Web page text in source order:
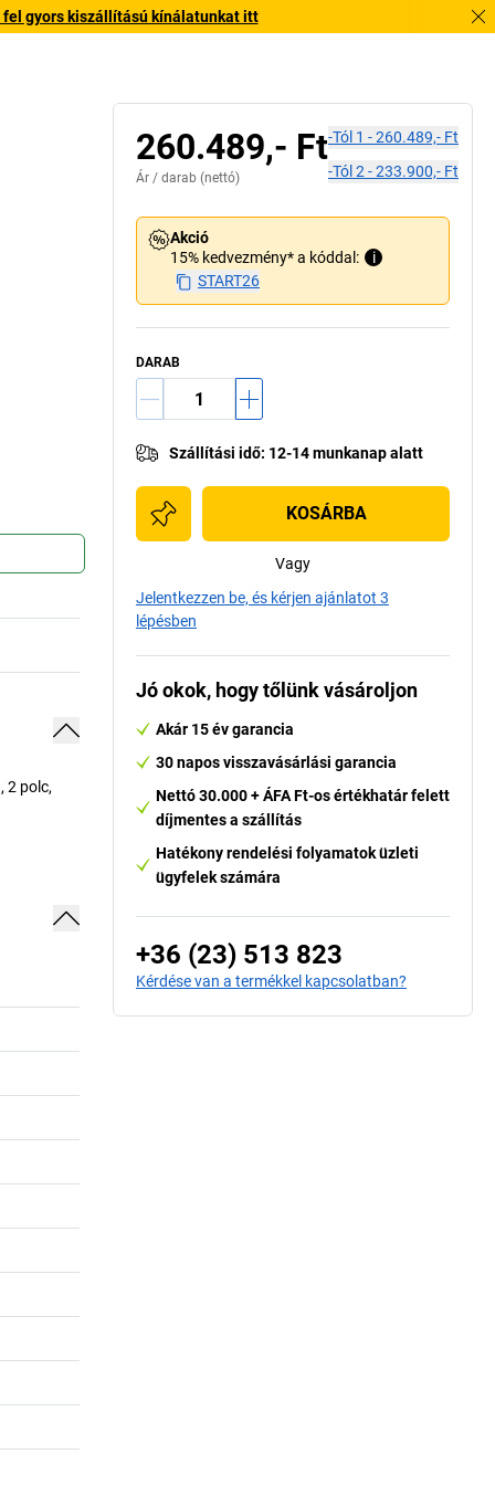
fel gyors kiszállítású kínálatunkat itt
2 polc,
260.489,- Ft
Ár / darab (nettó)
-tól 1 -260.489,- Ft
-tól 2 -233.900,- Ft
Akció
15% kedvezmény* a kóddal:
i
START26
DARAB
Szállítási idő: 12-14 munkanap alatt
KOSÁRBA
Vagy
Jelentkezzen be, és kérjen ajánlatot 3
lépésben
Jó okok, hogy tőlünk vásároljon
Akár 15 év garancia
30 napos visszavásárlási garancia
Nettó 30.000 + ÁFA Ft-os értékhatár felett
díjmentes a szállítás
Hatékony rendelési folyamatok üzleti
ügyfelek számára
+36 (23) 513 823
Kérdése van a termékkel kapcsolatban?